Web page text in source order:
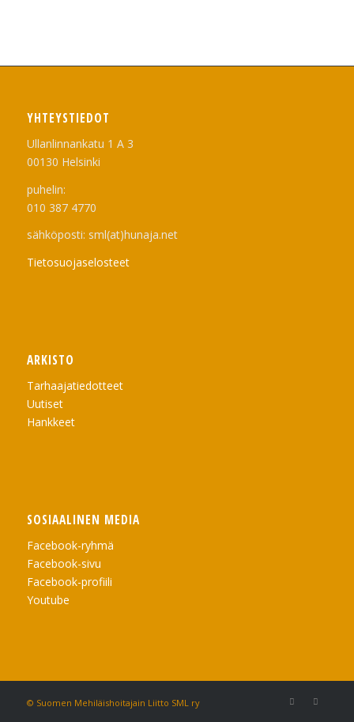
YHTEYSTIEDOT
Ullanlinnankatu 1 A 3
00130 Helsinki
puhelin:
010 387 4770
sähköposti: sml(at)hunaja.net
Tietosuojaselosteet
ARKISTO
Tarhaajatiedotteet
Uutiset
Hankkeet
SOSIAALINEN MEDIA
Facebook-ryhmä
Facebook-sivu
Facebook-profiili
Youtube
© Suomen Mehiläishoitajain Liitto SML ry